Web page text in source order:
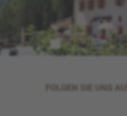
FOLGEN SIE UNS AUF